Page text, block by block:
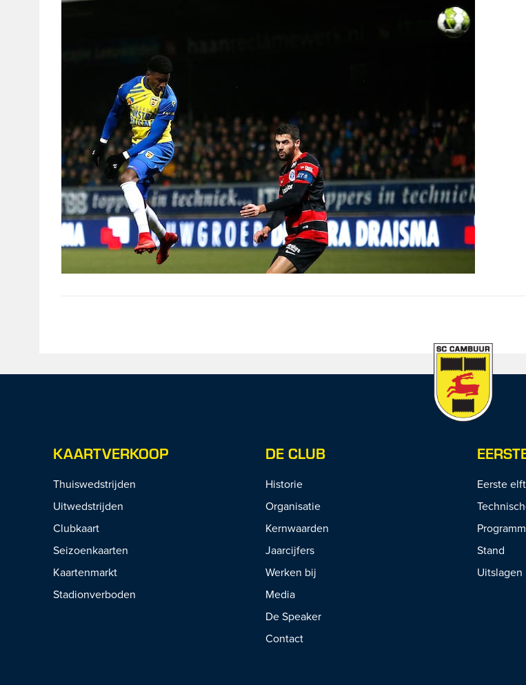
KAARTVERKOOP
Thuiswedstrijden
Uitwedstrijden
Clubkaart
Seizoenkaarten
Kaartenmarkt
Stadionverboden
DE CLUB
Historie
Organisatie
Kernwaarden
Jaarcijfers
Werken bij
Media
De Speaker
Contact
Eerste
Stand
Uitslagen